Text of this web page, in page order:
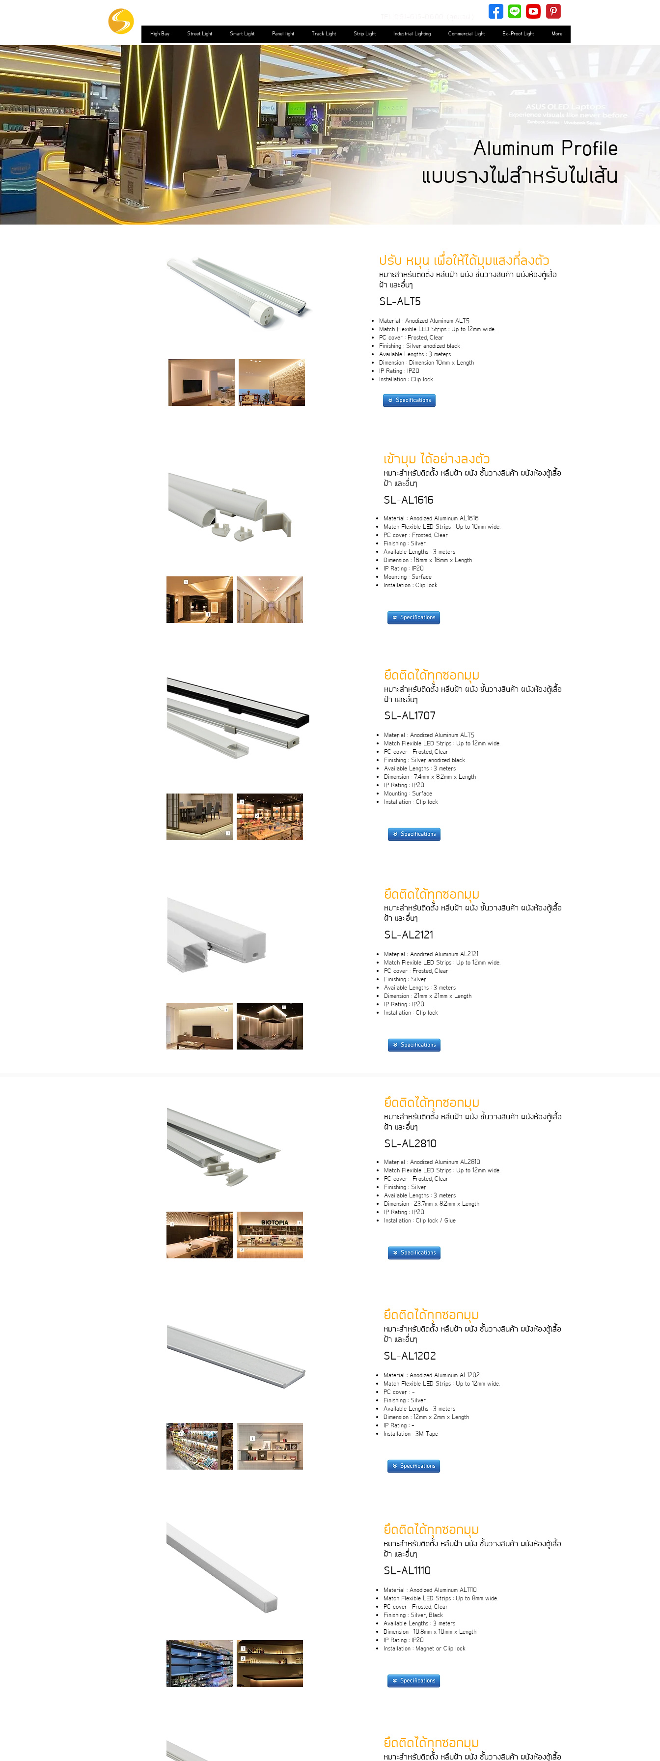
High Bay Street Light Smart Light Panel light Track Light Strip Light Industrial Lighting Commercial Light Ex-Proof Light More
Aluminum Profile
แบบรางไฟสำหรับไฟเส้น
ปรับ หมุน เพื่อให้ได้มุมแสงที่ลงตัว
หมาะสําหรับติดตั้ง หลืบฝา ผนัง ชั้นวางสินคา ผนังหองตูเสื้อ
ฝา และอื่นๆ
SL-ALT5
Material : Anodized Aluminum ALT5
Match Flexible LED Strips : Up to 12mm wide.
PC cover : Frosted, Clear
Finishing : Silver anodized black
Available Lengths : 3 meters
Dimension : Dimension 10mm x Length
IP Rating : IP20
Installation : Clip lock
เข้ามุม ได้อย่างลงตัว
หมาะสําหรับติดตั้ง หลืบฝา ผนัง ชั้นวางสินคา ผนังหองตูเสื้อ
ฝา และอื่นๆ
SL-AL1616
Material : Anodized Aluminum AL1616
Match Flexible LED Strips : Up to 10mm wide.
PC cover : Frosted, Clear
Finishing : Silver
Available Lengths : 3 meters
Dimension : 16mm x 16mm x Length
IP Rating : IP20
Mounting : Surface
Installation : Clip lock
ยึดติดได้ทุกซอกมุม
หมาะสําหรับติดตั้ง หลืบฝา ผนัง ชั้นวางสินคา ผนังหองตูเสื้อ
ฝา และอื่นๆ
SL-AL1707
Material : Anodized Aluminum ALT5
Match Flexible LED Strips : Up to 12mm wide.
PC cover : Frosted, Clear
Finishing : Silver anodized black
Available Lengths : 3 meters
Dimension : 7.4mm x 8.2mm x Length
IP Rating : IP20
Mounting : Surface
Installation : Clip lock
ยึดติดได้ทุกซอกมุม
หมาะสําหรับติดตั้ง หลืบฝา ผนัง ชั้นวางสินคา ผนังหองตูเสื้อ
ฝา และอื่นๆ
SL-AL2121
Material : Anodized Aluminum AL2121
Match Flexible LED Strips : Up to 12mm wide.
PC cover : Frosted, Clear
Finishing : Silver
Available Lengths : 3 meters
Dimension : 21mm x 21mm x Length
IP Rating : IP20
Installation : Clip lock
ยึดติดได้ทุกซอกมุม
หมาะสําหรับติดตั้ง หลืบฝา ผนัง ชั้นวางสินคา ผนังหองตูเสื้อ
ฝา และอื่นๆ
SL-AL2810
Material : Anodized Aluminum AL2810
Match Flexible LED Strips : Up to 12mm wide.
PC cover : Frosted, Clear
Finishing : Silver
Available Lengths : 3 meters
Dimension : 23.7mm x 8.2mm x Length
IP Rating : IP20
Installation : Clip lock / Glue
ยึดติดได้ทุกซอกมุม
หมาะสําหรับติดตั้ง หลืบฝา ผนัง ชั้นวางสินคา ผนังหองตูเสื้อ
ฝา และอื่นๆ
SL-AL1202
Material : Anodized Aluminum AL1202
Match Flexible LED Strips : Up to 12mm wide.
PC cover : -
Finishing : Silver
Available Lengths : 3 meters
Dimension : 12mm x 2mm x Length
IP Rating : -
Installation : 3M Tape
ยึดติดได้ทุกซอกมุม
หมาะสําหรับติดตั้ง หลืบฝา ผนัง ชั้นวางสินคา ผนังหองตูเสื้อ
ฝา และอื่นๆ
SL-AL1110
Material : Anodized Aluminum AL1110
Match Flexible LED Strips : Up to 8mm wide.
PC cover : Frosted, Clear
Finishing : Silver, Black
Available Lengths : 3 meters
Dimension : 10.8mm x 10mm x Length
IP Rating : IP20
Installation : Magnet or Clip lock
ยึดติดได้ทุกซอกมุม
หมาะสําหรับติดตั้ง หลืบฝา ผนัง ชั้นวางสินคา ผนังหองตูเสื้อ